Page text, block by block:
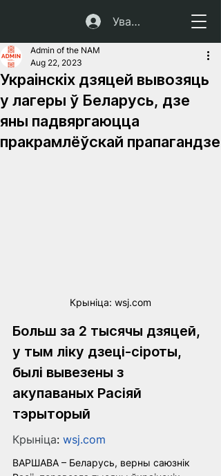
Увайсці
Украінскіх дзяцей вывозяць
у лагеры ў Беларусь, дзе
яны падвяргаюцца
пракрамлёўскай прапагандзе
Admin of the NAM
Aug 22, 2023
Крыніца: wsj.com
Больш за 2 тысячы дзяцей,
у тым ліку дзеці-сіроты,
былі вывезены з
акупаваных Расіяй
тэрыторый
Крыніца: wsj.com
ВАРШАВА – Беларусь, верны саюзнік